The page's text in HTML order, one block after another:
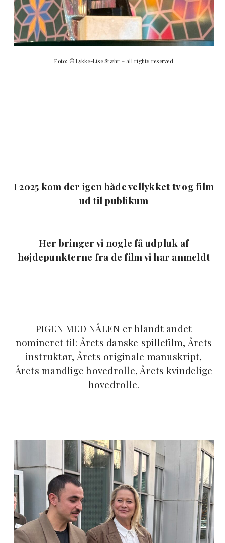
Foto: © Lykke-Lise Stæhr – all rights reserved
I 2025 kom der igen både vellykket tv og film
ud til publikum
Her bringer vi nogle få udpluk af
højdepunkterne fra de film vi har anmeldt
PIGEN MED NÅLEN er blandt andet
nomineret til: Årets danske spillefilm, Årets
instruktør, Årets originale manuskript,
Årets mandlige hovedrolle, Årets kvindelige
hovedrolle.